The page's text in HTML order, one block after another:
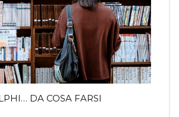
DA COSA FARSI